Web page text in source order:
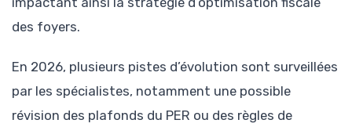
des foyers.
En 2026, plusieurs pistes d’évolution sont surveillées
par les spécialistes, notamment une possible
révision des plafonds du PER ou des règles de